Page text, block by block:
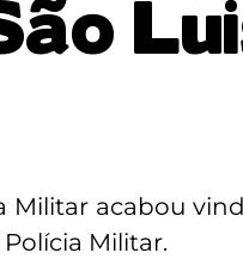
Militar acabou
Militar.